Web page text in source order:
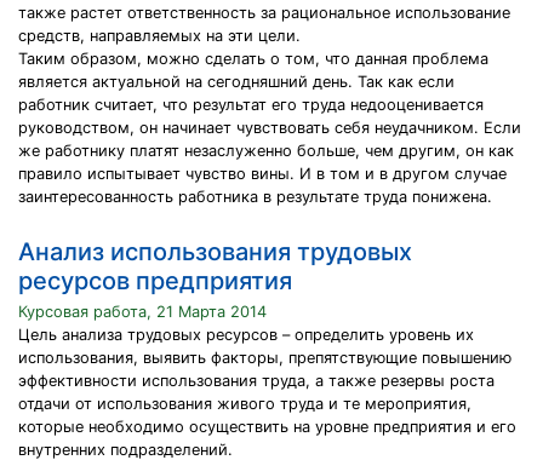
также растет ответственность за рациональное использование
средств, направляемых на эти цели.
Таким образом, можно сделать о том, что данная проблема
является актуальной на сегодняшний день. Так как если
работник считает, что результат его труда недооценивается
руководством, он начинает чувствовать себя неудачником. Если
же работнику платят незаслуженно больше, чем другим, он как
правило испытывает чувство вины. И в том и в другом случае
заинтересованность работника в результате труда понижена.
Анализ использования трудовых
ресурсов предприятия
Курсовая работа, 21 Марта 2014
Цель анализа трудовых ресурсов – определить уровень их
использования, выявить факторы, препятствующие повышению
эффективности использования труда, а также резервы роста
отдачи от использования живого труда и те мероприятия,
которые необходимо осуществить на уровне предприятия и его
внутренних подразделений.